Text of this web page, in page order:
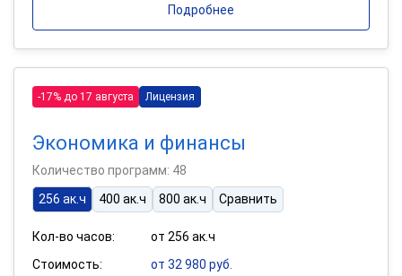
Подробнее
-17% до 17 августа Лицензия
Экономика и финансы
Количество программ: 48
256 ак.ч
400 ак.ч 800 ак.ч Сравнить
Кол-во часов:
от 256 ак.ч
Стоимость:
от 32 980 руб.